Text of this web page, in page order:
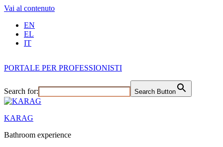
Vai al contenuto
EN
EL
IT
PORTALE PER PROFESSIONISTI
Search for: Search Button
KARAG
Bathroom experience